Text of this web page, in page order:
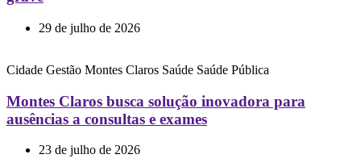
29 de julho de 2026
Cidade Gestão Montes Claros Saúde Saúde Pública
Montes Claros busca solução inovadora para
ausências a consultas e exames
23 de julho de 2026